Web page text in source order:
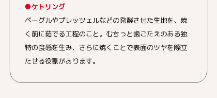
●ケトリング
ベーグルやプレッツェルなどの発酵させた生地を、焼
く前に茹でる工程のこと。むちっと歯ごたえのある独
特の食感を生み、さらに焼くことで表面のツヤを際立
たせる役割があります。